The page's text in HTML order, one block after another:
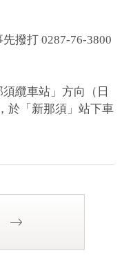
撥打 0287-76-3800
纜車站」方向（日
於「新那須」站下車